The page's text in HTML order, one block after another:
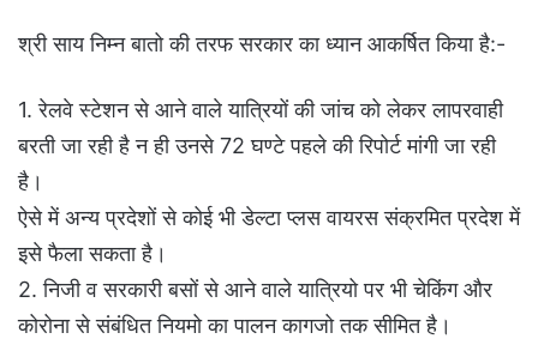
श्री साय निम्न बातो की तरफ सरकार का ध्यान आकर्षित किया है:-
1. रेलवे स्टेशन से आने वाले यात्रियों की जांच को लेकर लापरवाही
बरती जा रही है न ही उनसे 72 घण्टे पहले की रिपोर्ट मांगी जा रही
है।
ऐसे में अन्य प्रदेशों से कोई भी डेल्टा प्लस वायरस संक्रमित प्रदेश में
इसे फैला सकता है।
2. निजी व सरकारी बसों से आने वाले यात्रियो पर भी चेकिंग और
कोरोना से संबंधित नियमो का पालन कागजो तक सीमित है।